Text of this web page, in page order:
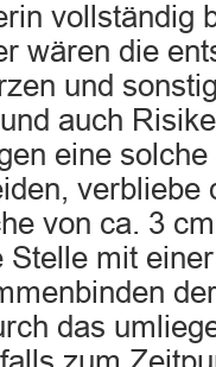
vollständig
wären die
und
auch
eine
verbliebe
von ca. 3
mit
das